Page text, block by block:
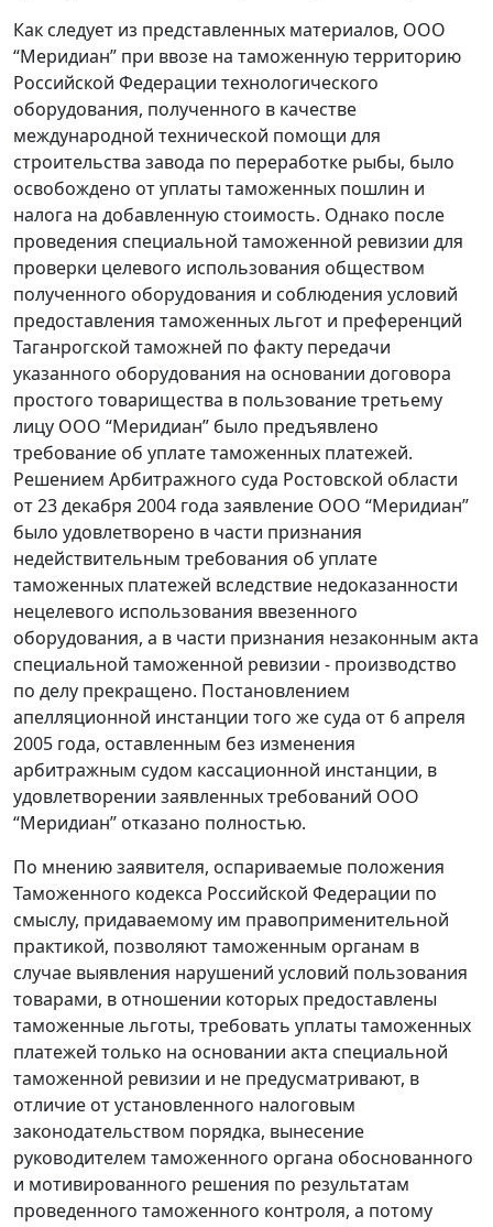
Как следует из представленных материалов, ООО
“Меридиан” при ввозе на таможенную территорию
Российской Федерации технологического
оборудования, полученного в качестве
международной технической помощи для
строительства завода по переработке рыбы, было
освобождено от уплаты таможенных пошлин и
налога на добавленную стоимость. Однако после
проведения специальной таможенной ревизии для
проверки целевого использования обществом
полученного оборудования и соблюдения условий
предоставления таможенных льгот и преференций
Таганрогской таможней по факту передачи
указанного оборудования на основании договора
простого товарищества в пользование третьему
лицу ООО “Меридиан” было предъявлено
требование об уплате таможенных платежей.
Решением Арбитражного суда Ростовской области
от 23 декабря 2004 года заявление ООО “Меридиан”
было удовлетворено в части признания
недействительным требования об уплате
таможенных платежей вследствие недоказанности
нецелевого использования ввезенного
оборудования, а в части признания незаконным акта
специальной таможенной ревизии - производство
по делу прекращено. Постановлением
апелляционной инстанции того же суда от 6 апреля
2005 года, оставленным без изменения
арбитражным судом кассационной инстанции, в
удовлетворении заявленных требований ООО
“Меридиан” отказано полностью.
По мнению заявителя, оспариваемые положения
Таможенного кодекса Российской Федерации по
смыслу, придаваемому им правоприменительной
практикой, позволяют таможенным органам в
случае выявления нарушений условий пользования
товарами, в отношении которых предоставлены
таможенные льготы, требовать уплаты таможенных
платежей только на основании акта специальной
таможенной ревизии и не предусматривают, в
отличие от установленного налоговым
законодательством порядка, вынесение
руководителем таможенного органа обоснованного
и мотивированного решения по результатам
проведенного таможенного контроля, а потому